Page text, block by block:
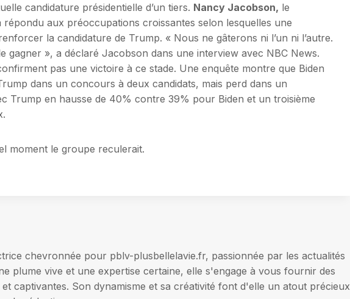
candidature présidentielle d’un tiers. Nancy Jacobson, le
aux préoccupations croissantes selon lesquelles une
la candidature de Trump. « Nous ne gâterons ni l’un ni l’autre.
gagner », a déclaré Jacobson dans une interview avec NBC News.
pas une victoire à ce stade. Une enquête montre que Biden
dans un concours à deux candidats, mais perd dans un
Trump en hausse de 40% contre 39% pour Biden et un troisième
moment le groupe reculerait.
chevronnée pour pblv-plusbellelavie.fr, passionnée par les actualités
plume vive et une expertise certaine, elle s'engage à vous fournir des
captivantes. Son dynamisme et sa créativité font d'elle un atout précieux